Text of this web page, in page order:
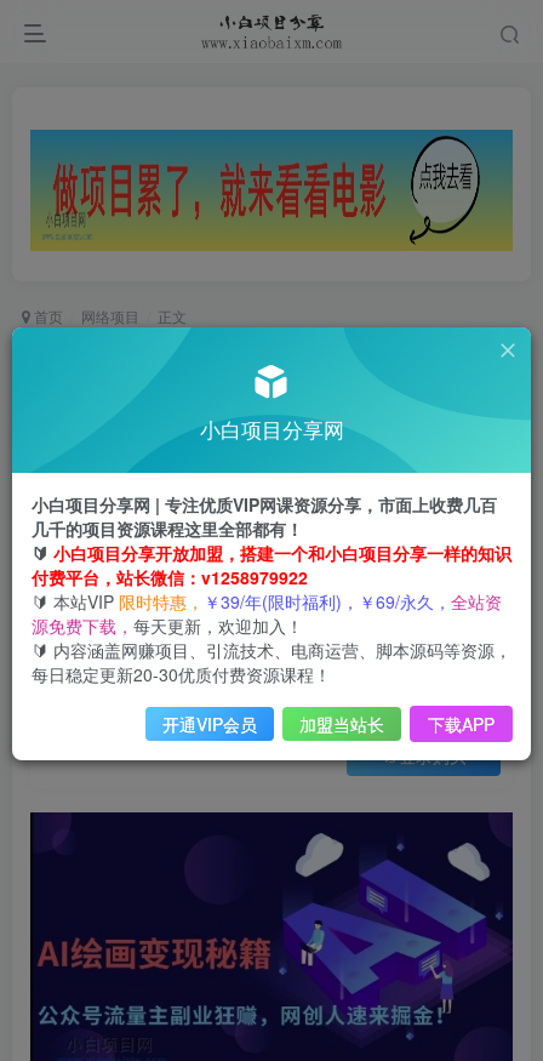
首页 网络项目 正文
AI绘画变现秘籍：公众号流量主副业狂挣，网创人
1年前更新
关注
0 404 78
此内容为会员免费，请付费后查看
云币3 限时特惠
云币 99
年VIP免费 终身VIP会员免费
登录购买
会员免费 已售 18
小白项目分享网
小白项目分享网 | 专注优质VIP网课资源分享，市面上收费几百
几千的项目资源课程这里全部都有！
🔰 小白项目分享开放加盟，搭建一个和小白项目分享一样的知识
付费平台，站长微信：v1258979922
🔰 本站VIP 限时特惠， ￥39/年(限时福利)，￥69/永久， 全站资
源免费下载， 每天更新，欢迎加入！
🔰 内容涵盖网赚项目、引流技术、电商运营、脚本源码等资源，
每日稳定更新20-30优质付费资源课程！
开通VIP会员 加盟当站长 下载APP